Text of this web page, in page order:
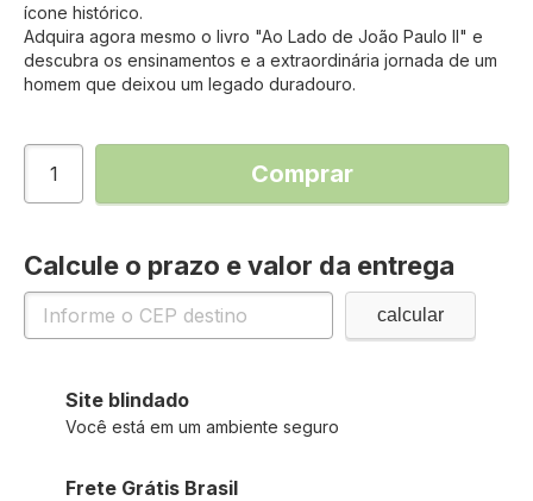
ícone histórico.
Adquira agora mesmo o livro "Ao Lado de João Paulo II" e
descubra os ensinamentos e a extraordinária jornada de um
homem que deixou um legado duradouro.
Comprar
Calcule o prazo e valor da entrega
Site blindado
Você está em um ambiente seguro
Frete Grátis Brasil